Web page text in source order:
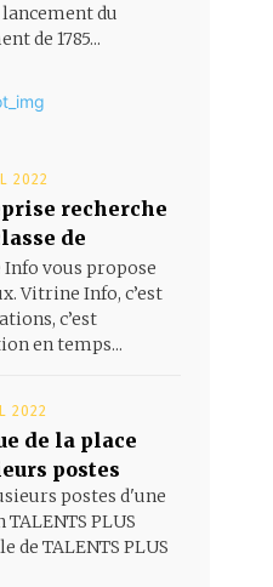
du
de 1785...
2022
recherche
de
vous propose
Vitrine Info, c’est
c’est
en temps...
2022
de la place
postes
postes d'une
PLUS
de TALENTS PLUS